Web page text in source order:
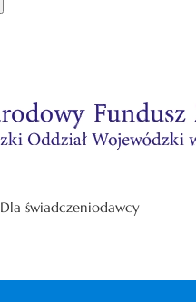
Dla świadczeniodawcy